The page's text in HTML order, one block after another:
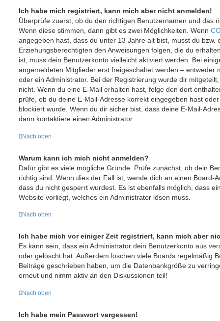
Ich habe mich registriert, kann mich aber nicht anmelden!
Überprüfe zuerst, ob du den richtigen Benutzernamen und das
Wenn diese stimmen, dann gibt es zwei Möglichkeiten. Wenn
angegeben hast, dass du unter 13 Jahre alt bist, musst du bzw.
Erziehungsberechtigten den Anweisungen folgen, die du
ist, muss dein Benutzerkonto vielleicht aktiviert werden. Bei
angemeldeten Mitglieder erst freigeschaltet werden – entweder
oder ein Administrator. Bei der Registrierung wurde dir
nicht. Wenn du eine E-Mail erhalten hast, folge den dort
prüfe, ob du deine E-Mail-Adresse korrekt eingegeben hast
blockiert wurde. Wenn du dir sicher bist, dass deine E-Mail-
dann kontaktiere einen Administrator.
Nach oben
Warum kann ich mich nicht anmelden?
Dafür gibt es viele mögliche Gründe. Prüfe zunächst, ob dein
richtig sind. Wenn dies der Fall ist, wende dich an einen Board-
dass du nicht gesperrt wurdest. Es ist ebenfalls möglich, dass
Website vorliegt, welches ein Administrator lösen muss.
Nach oben
Ich habe mich vor einiger Zeit registriert, kann mich aber
Es kann sein, dass ein Administrator dein Benutzerkonto aus
oder gelöscht hat. Außerdem löschen viele Boards regelmäßig
Beiträge geschrieben haben, um die Datenbankgröße zu
erneut und nimm aktiv an den Diskussionen teil!
Nach oben
Ich habe mein Passwort vergessen!